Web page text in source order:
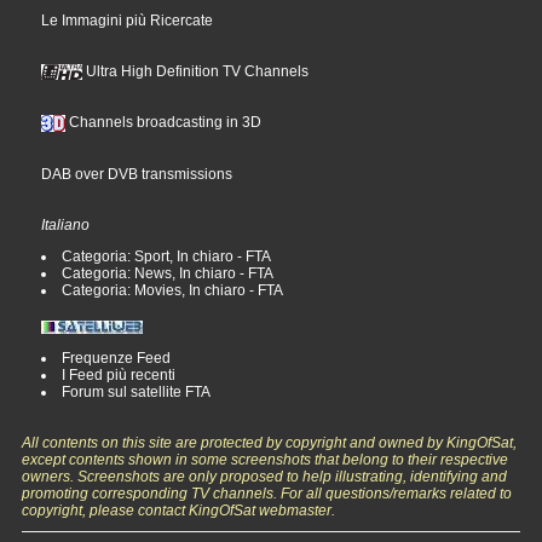
Le Immagini più Ricercate
Ultra High Definition TV Channels
Channels broadcasting in 3D
DAB over DVB transmissions
Italiano
Categoria: Sport, In chiaro - FTA
Categoria: News, In chiaro - FTA
Categoria: Movies, In chiaro - FTA
Frequenze Feed
I Feed più recenti
Forum sul satellite FTA
All contents on this site are protected by copyright and owned by KingOfSat,
except contents shown in some screenshots that belong to their respective
owners. Screenshots are only proposed to help illustrating, identifying and
promoting corresponding TV channels. For all questions/remarks related to
copyright, please contact KingOfSat webmaster.